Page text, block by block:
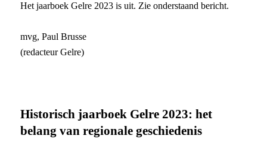
Het jaarboek Gelre 2023 is uit. Zie onderstaand bericht.
mvg, Paul Brusse
(redacteur Gelre)
Historisch jaarboek Gelre 2023: het
belang van regionale geschiedenis